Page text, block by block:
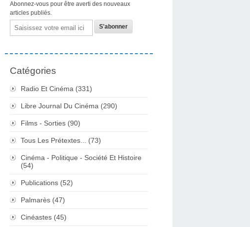
Abonnez-vous pour être averti des nouveaux
articles publiés.
Email
Catégories
Radio Et Cinéma (331)
Libre Journal Du Cinéma (290)
Films - Sorties (90)
Tous Les Prétextes... (73)
Cinéma - Politique - Société Et Histoire
(54)
Publications (52)
Palmarès (47)
Cinéastes (45)